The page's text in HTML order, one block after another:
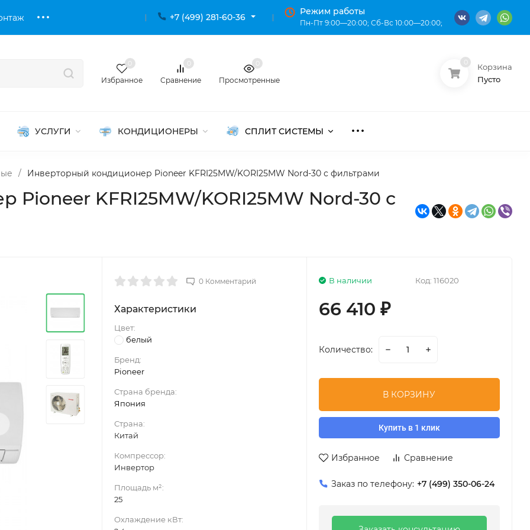
+7 (499) 281-60-36
Режим работы
Пн-Пт 9:00—20:00; Сб-Вс 10:00—20:00;
Избранное Сравнение Просмотренные
Корзина
Пусто
УСЛУГИ КОНДИЦИОНЕРЫ СПЛИТ СИСТЕМЫ
/ Инверторный кондиционер Pioneer KFRI25MW/KORI25MW Nord-30 с фильтрами
KFRI25MW/KORI25MW Nord-30 с
0 Комментарий
Характеристики
Цвет:
белый
Бренд:
Pioneer
Страна бренда:
Япония
Страна:
Китай
Компрессор:
Инвертор
Площадь м²:
25
Охлаждение кВт:
Код: 116020
В наличии
66 410 ₽
Количество:
В КОРЗИНУ
Купить в 1 клик
Избранное Сравнение
Заказ по телефону: +7 (499) 350-06-24